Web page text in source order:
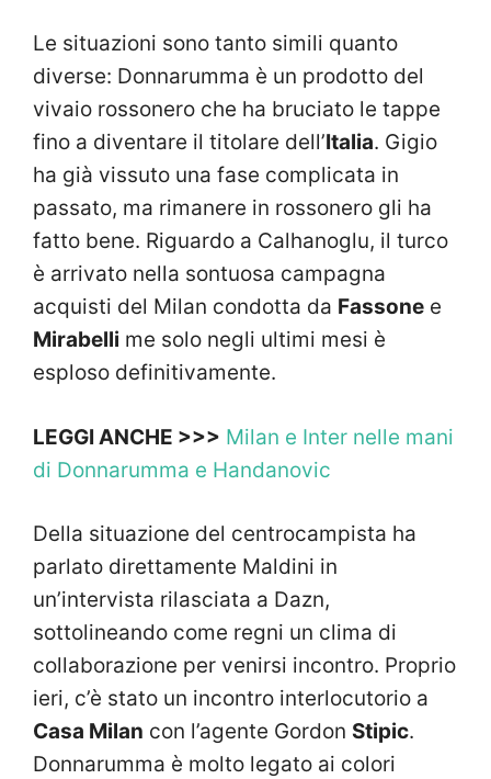
Le situazioni sono tanto simili quanto
diverse: Donnarumma è un prodotto del
vivaio rossonero che ha bruciato le tappe
fino a diventare il titolare dell’Italia. Gigio
ha già vissuto una fase complicata in
passato, ma rimanere in rossonero gli ha
fatto bene. Riguardo a Calhanoglu, il turco
è arrivato nella sontuosa campagna
acquisti del Milan condotta da Fassone e
Mirabelli me solo negli ultimi mesi è
esploso definitivamente.
LEGGI ANCHE >>> Milan e Inter nelle mani
di Donnarumma e Handanovic
Della situazione del centrocampista ha
parlato direttamente Maldini in
un’intervista rilasciata a Dazn,
sottolineando come regni un clima di
collaborazione per venirsi incontro. Proprio
ieri, c’è stato un incontro interlocutorio a
Casa Milan con l’agente Gordon Stipic.
Donnarumma è molto legato ai colori